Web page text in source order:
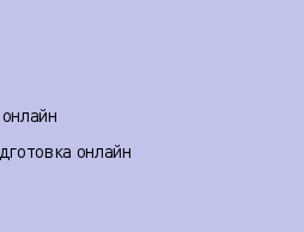
онлайн